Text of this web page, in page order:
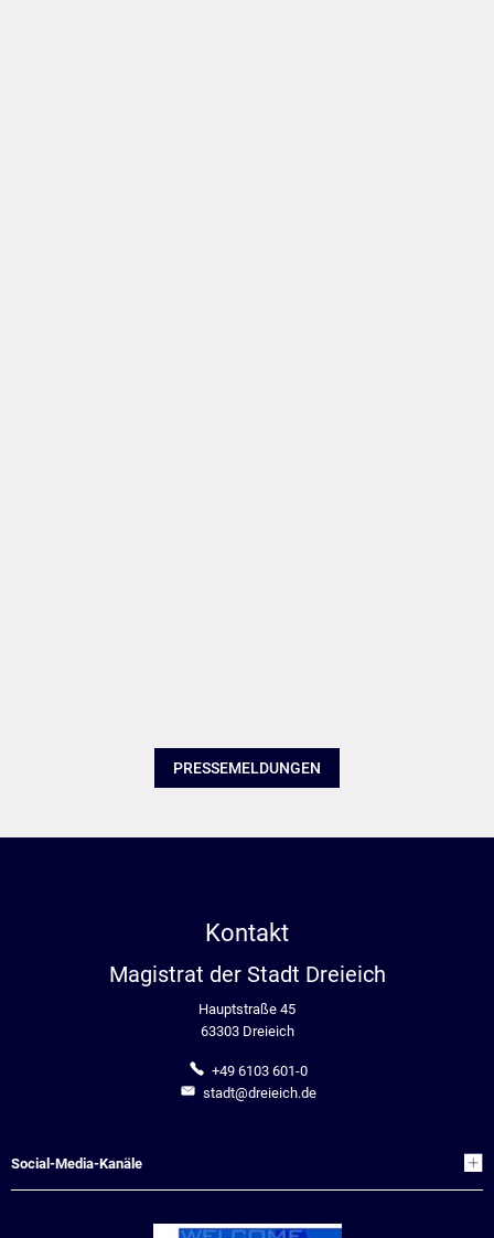
PRESSEMELDUNGEN
Kontakt
Magistrat der Stadt Dreieich
Hauptstraße 45
63303 Dreieich
+49 6103 601-0
stadt@dreieich.de
Social-Media-Kanäle